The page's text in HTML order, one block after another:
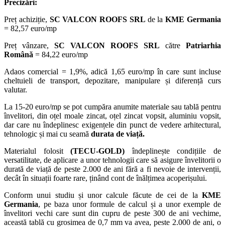
Precizări:
Preț achiziție, SC VALCON ROOFS SRL de la KME Germania
= 82,57 euro/mp
Preț vânzare, SC VALCON ROOFS SRL către Patriarhia
Română = 84,22 euro/mp
Adaos comercial = 1,9%, adică 1,65 euro/mp în care sunt incluse
cheltuieli de transport, depozitare, manipulare și diferență curs
valutar.
La 15-20 euro/mp se pot cumpăra anumite materiale sau tablă pentru
învelitori, din oțel moale zincat, oțel zincat vopsit, aluminiu vopsit,
dar care nu îndeplinesc exigențele din punct de vedere arhitectural,
tehnologic și mai cu seamă durata de viață.
Materialul folosit(TECU-GOLD) îndeplinește condițiile de
versatilitate, de aplicare a unor tehnologii care să asigure învelitorii o
durată de viață de peste 2.000 de ani fără a fi nevoie de intervenții,
decât în situații foarte rare, ținând cont de înăl­țimea acoperișului.
Conform unui studiu și unor calcule făcute de cei de la KME
Germania, pe baza unor formule de calcul și a unor exemple de
învelitori vechi care sunt din cupru de peste 300 de ani vechime,
această tablă cu grosimea de 0,7 mm va avea, peste 2.000 de ani, o